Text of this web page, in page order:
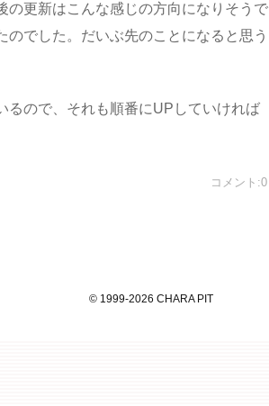
の更新はこんな感じの方向になりそうで
でした。だいぶ先のことになると思う
るので、それも順番にUPしていければ
コメント:0
© 1999-2026 CHARA PIT